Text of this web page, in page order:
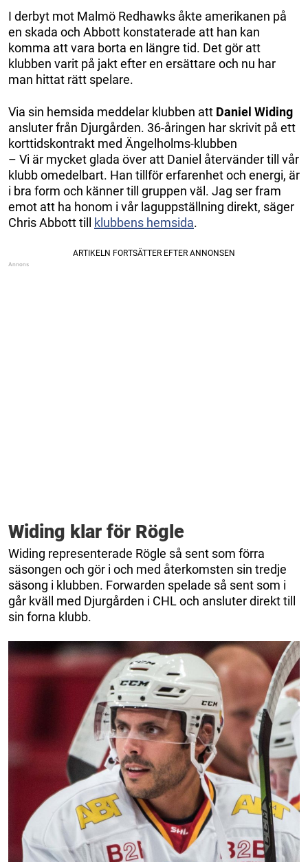
I derbyt mot Malmö Redhawks åkte amerikanen på
en skada och Abbott konstaterade att han kan
komma att vara borta en längre tid. Det gör att
klubben varit på jakt efter en ersättare och nu har
man hittat rätt spelare.
Via sin hemsida meddelar klubben att Daniel Widing
ansluter från Djurgården. 36-åringen har skrivit på ett
korttidskontrakt med Ängelholms-klubben
– Vi är mycket glada över att Daniel återvänder till vår
klubb omedelbart. Han tillför erfarenhet och energi, är
i bra form och känner till gruppen väl. Jag ser fram
emot att ha honom i vår laguppställning direkt, säger
Chris Abbott till klubbens hemsida.
Widing klar för Rögle
Widing representerade Rögle så sent som förra
säsongen och gör i och med återkomsten sin tredje
säsong i klubben. Forwarden spelade så sent som i
går kväll med Djurgården i CHL och ansluter direkt till
sin forna klubb.